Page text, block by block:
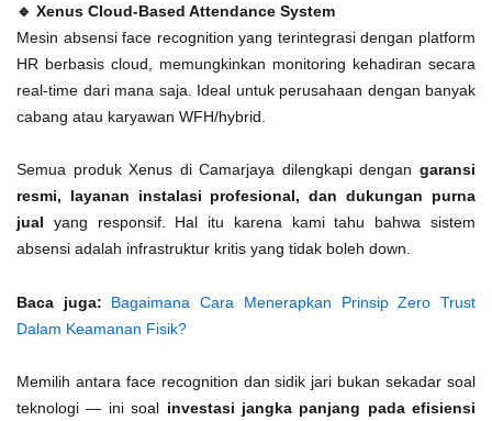
🔹 Xenus Cloud-Based Attendance System
Mesin absensi face recognition yang terintegrasi dengan platform
HR berbasis cloud, memungkinkan monitoring kehadiran secara
real-time dari mana saja. Ideal untuk perusahaan dengan banyak
cabang atau karyawan WFH/hybrid.
Semua produk Xenus di Camarjaya dilengkapi dengan garansi
resmi, layanan instalasi profesional, dan dukungan purna
jual yang responsif. Hal itu karena kami tahu bahwa sistem
absensi adalah infrastruktur kritis yang tidak boleh down.
Baca juga:
Bagaimana Cara Menerapkan Prinsip Zero Trust
Dalam Keamanan Fisik?
Memilih antara face recognition dan sidik jari bukan sekadar soal
teknologi — ini soal investasi jangka panjang pada efisiensi